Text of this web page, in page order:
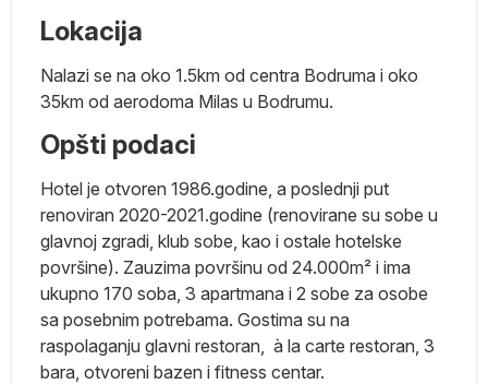
Lokacija
Nalazi se na oko 1.5km od centra Bodruma i oko
35km od aerodoma Milas u Bodrumu.
Opšti podaci
Hotel je otvoren 1986.godine, a poslednji put
renoviran 2020-2021.godine (renovirane su sobe u
glavnoj zgradi, klub sobe, kao i ostale hotelske
površine). Zauzima površinu od 24.000m² i ima
ukupno 170 soba, 3 apartmana i 2 sobe za osobe
sa posebnim potrebama. Gostima su na
raspolaganju glavni restoran, à la carte restoran, 3
bara, otvoreni bazen i fitness centar.